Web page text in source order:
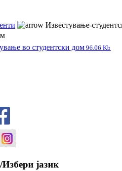
Известување-
во студентски дом 96.06 Kb
јазик